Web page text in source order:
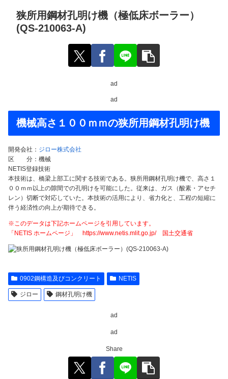
狭所用鋼材孔明け機（極低床ボーラー）
(QS-210063-A)
ad
ad
機械高さ１００ｍｍの狭所用鋼材孔明け機
開発会社： ジロー株式会社
区 分：機械
NETIS登録技術
本技術は、橋梁上部工に関する技術である。狭所用鋼材孔明け機で、高さ１
００ｍｍ以上の隙間での孔明けを可能にした。従来は、ガス（酸素・アセチ
レン）切断で対応していた。本技術の活用により、省力化と、工程の短縮に
伴う経済性の向上が期待できる。
※このデータは下記ホームページを引用しています。
「NETIS ホームページ」 https://www.netis.mlit.go.jp/ 国土交通省
0902鋼構造及びコンクリート NETIS
ジロー 鋼材孔明け機
ad
ad
Share